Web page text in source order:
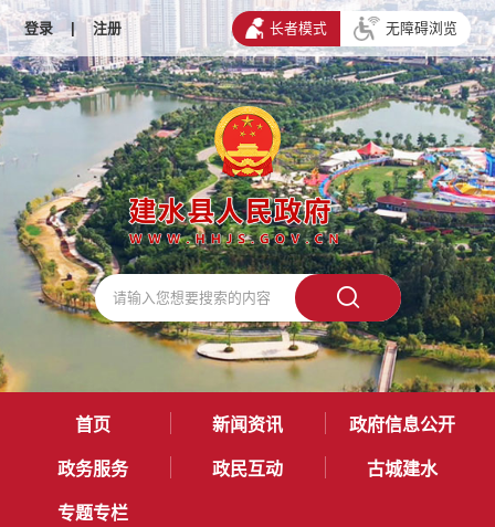
登录 | 注册 长者模式 无障碍浏览
首页 新闻资讯 政府信息公开
政务服务 政民互动 古城建水
专题专栏